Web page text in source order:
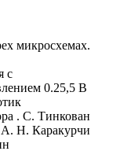
микросхемах.
с
0.25,5 В
. С. Тинкован
А. Н. Каракурчи